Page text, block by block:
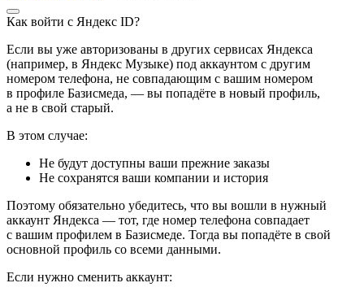
Как войти с Яндекс ID?
Если вы уже авторизованы в других сервисах Яндекса
(например, в Яндекс Музыке) под аккаунтом с другим
номером телефона, не совпадающим с вашим номером
в профиле Базисмеда, — вы попадёте в новый профиль,
а не в свой старый.
В этом случае:
Не будут доступны ваши прежние заказы
Не сохранятся ваши компании и история
Поэтому обязательно убедитесь, что вы вошли в нужный
аккаунт Яндекса — тот, где номер телефона совпадает
с вашим профилем в Базисмеде. Тогда вы попадёте в свой
основной профиль со всеми данными.
Если нужно сменить аккаунт: